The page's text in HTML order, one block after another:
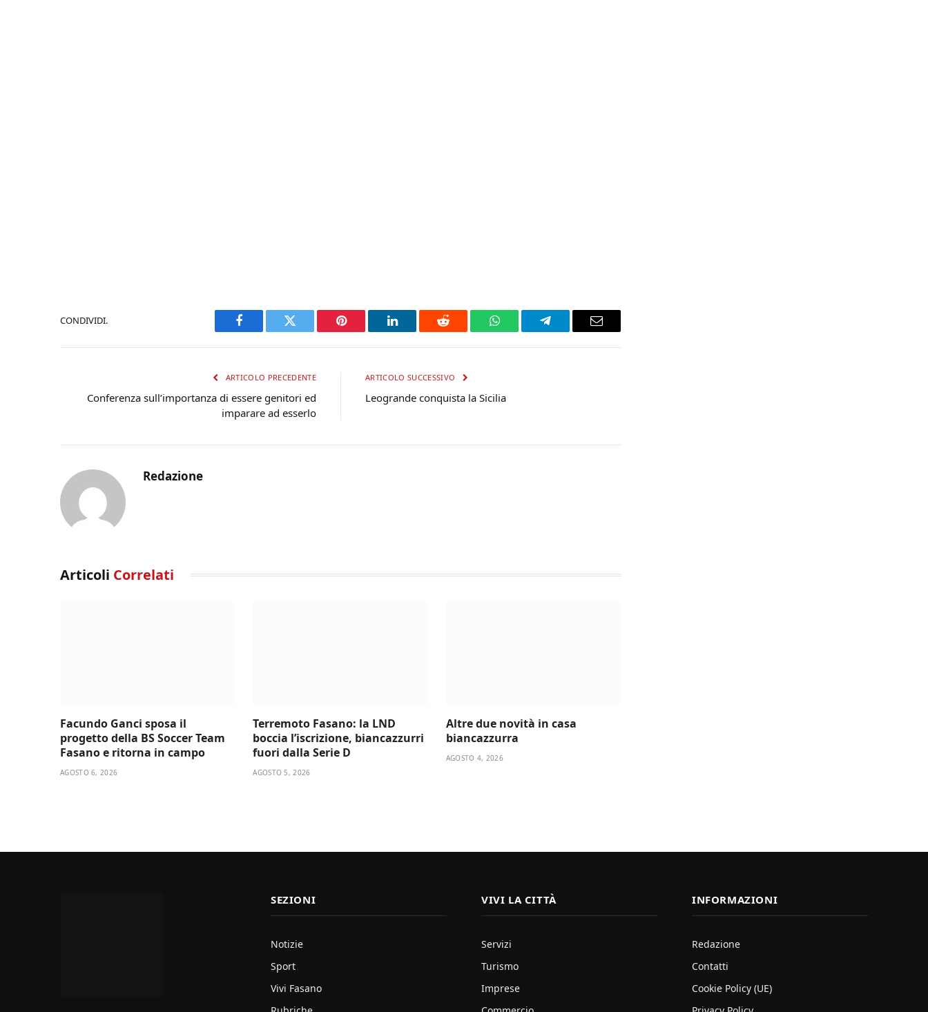
CONDIVIDI.
Facebook Twitter Pinterest LinkedIn Reddit WhatsAppTelegram Email
ARTICOLO PRECEDENTE
Conferenza sull’importanza di essere genitori ed
imparare ad esserlo
ARTICOLO SUCCESSIVO
Leogrande conquista la Sicilia
Redazione
Articoli Correlati
Facundo Ganci sposa il
progetto della BS Soccer Team
Fasano e ritorna in campo
AGOSTO 6, 2026
Terremoto Fasano: la LND
boccia l’iscrizione, biancazzurri
fuori dalla Serie D
AGOSTO 5, 2026
Altre due novità in casa
biancazzurra
AGOSTO 4, 2026
SEZIONI
Notizie
Sport
Vivi Fasano
VIVI LA CITTÀ
Servizi
Turismo
Imprese
INFORMAZIONI
Redazione
Contatti
Cookie Policy (UE)